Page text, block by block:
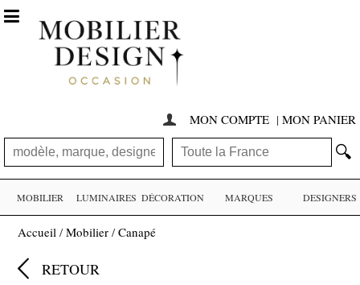
 MON COMPTE | MON PANIER
🔍

MOBILIER LUMINAIRES DÉCORATION MARQUES DESIGNERS
Accueil /Mobilier /Canapé
 RETOUR